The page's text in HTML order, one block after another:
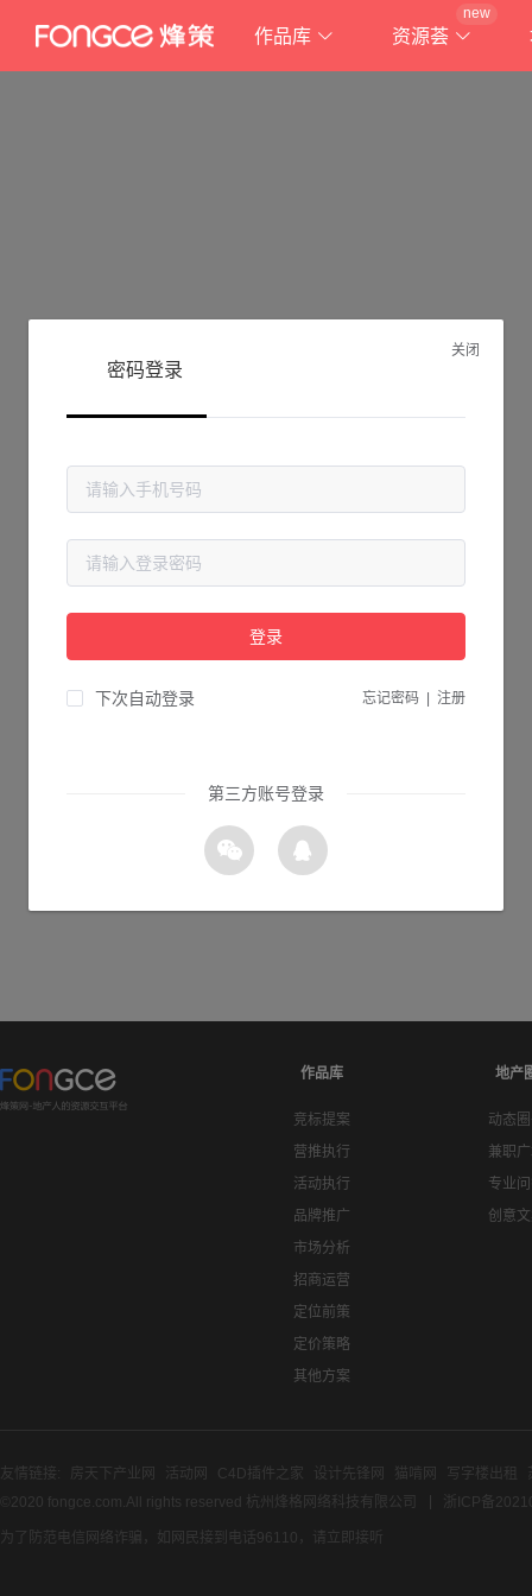
作品库 资源荟
new
抱歉!
请检查您输入的网址是否正确，或点击下面的按钮返回首页。
作品库
竞标提案
营推执行
活动执行
品牌推广
市场分析
招商运营
定位前策
定价策略
其他方案
地产
动态
兼职
专业
创意
友情链接: 房天下产业网 活动网 C4D插件之家 设计先锋网 猫啃网 写字楼出租
©2020 fongce.com.All rights reserved 杭州烽格网络科技有限公司
浙ICP备
为了防范电信网络诈骗，如网民接到电话96110，请立即接听
关闭
密码登录
登录
下次自动登录 忘记密码 注册
第三方账号登录